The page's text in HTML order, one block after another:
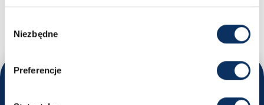
zgody
Niezbędne
Preferencje
+48 669 663 449